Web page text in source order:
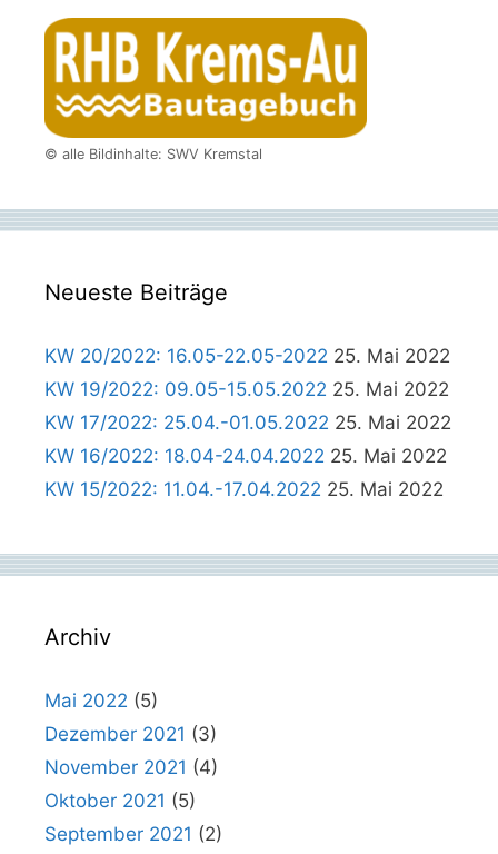
© alle Bildinhalte: SWV Kremstal
Neueste Beiträge
KW 20/2022: 16.05-22.05-2022 25. Mai 2022
KW 19/2022: 09.05-15.05.2022 25. Mai 2022
KW 17/2022: 25.04.-01.05.2022 25. Mai 2022
KW 16/2022: 18.04-24.04.2022 25. Mai 2022
KW 15/2022: 11.04.-17.04.2022 25. Mai 2022
Archiv
Mai 2022 (5)
Dezember 2021 (3)
November 2021 (4)
Oktober 2021 (5)
September 2021 (2)